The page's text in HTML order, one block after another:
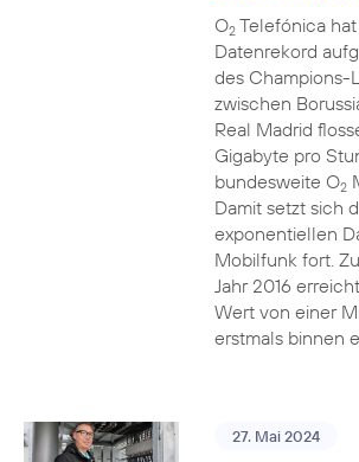
O2Telefónica
Datenrekord
des Champions-
zwischen
Real Madrid
Gigabyte pro
bundesweite O2
Damit setzt sich
exponentiellen
Mobilfunk fort.
Jahr 2016
Wert von einer
erstmals binnen
27. Mai 2024